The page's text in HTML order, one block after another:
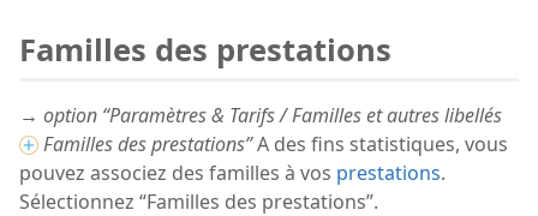
Familles des prestations
→ option “Paramètres & Tarifs / Familles et autres libellés
Familles des prestations”A des fins statistiques, vous
pouvez associez des familles à vos prestations.
Sélectionnez “Familles des prestations”.